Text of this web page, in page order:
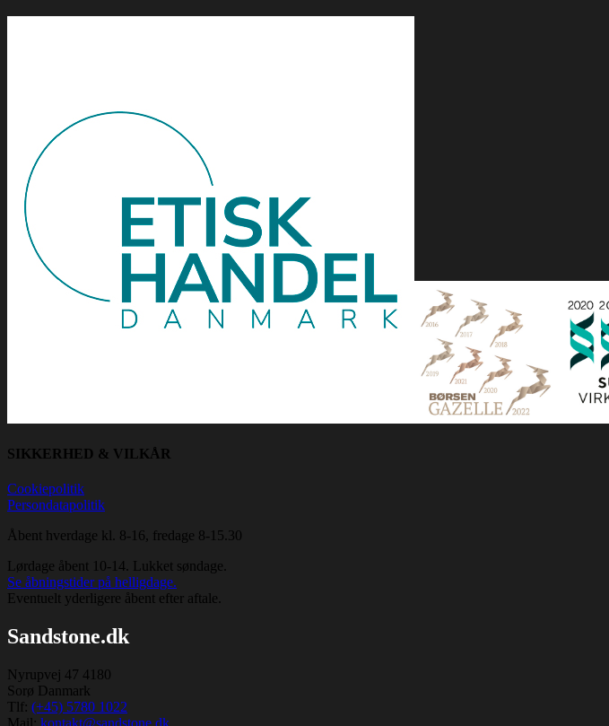
SIKKERHED & VILKÅR
Cookiepolitik
Persondatapolitik
Åbent hverdage kl. 8-16, fredage 8-15.30
Lørdage åbent 10-14. Lukket søndage.
Se åbningstider på helligdage.
Eventuelt yderligere åbent efter aftale.
Sandstone.dk
Nyrupvej 47 4180
Sorø Danmark
Tlf: (+45) 5780 1022
Mail: kontakt@sandstone.dk